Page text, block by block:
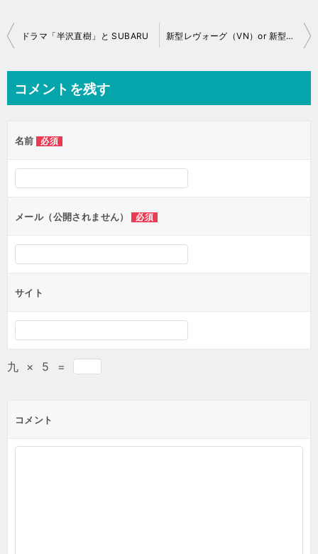
投
ビ
ー
シ
ョ
ン
ドラマ「半沢直樹」と SUBARU 新型レヴォーグ（VN）or 新型アウトバック（BT）？
コメントを残す
名前 必須
メール（公開されません） 必須
サイト
九 × 5 =
コメント